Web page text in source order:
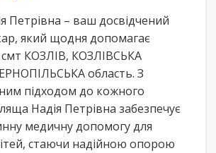
Петрівна – ваш досвідчений
який щодня допомагає
КОЗЛІВ, КОЗЛІВСЬКА
область. З
підходом до кожного
Надія Петрівна забезпечує
медичну допомогу для
стаючи надійною опорою